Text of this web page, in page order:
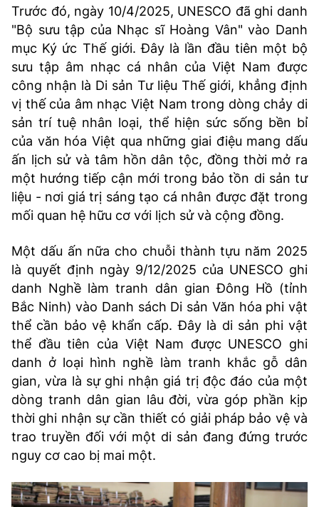
Trước đó, ngày 10/4/2025, UNESCO đã ghi danh
"Bộ sưu tập của Nhạc sĩ Hoàng Vân" vào Danh
mục Ký ức Thế giới. Đây là lần đầu tiên một bộ
sưu tập âm nhạc cá nhân của Việt Nam được
công nhận là Di sản Tư liệu Thế giới, khẳng định
vị thế của âm nhạc Việt Nam trong dòng chảy di
sản trí tuệ nhân loại, thể hiện sức sống bền bỉ
của văn hóa Việt qua những giai điệu mang dấu
ấn lịch sử và tâm hồn dân tộc, đồng thời mở ra
một hướng tiếp cận mới trong bảo tồn di sản tư
liệu - nơi giá trị sáng tạo cá nhân được đặt trong
mối quan hệ hữu cơ với lịch sử và cộng đồng.
Một dấu ấn nữa cho chuỗi thành tựu năm 2025
là quyết định ngày 9/12/2025 của UNESCO ghi
danh Nghề làm tranh dân gian Đông Hồ (tỉnh
Bắc Ninh) vào Danh sách Di sản Văn hóa phi vật
thể cần bảo vệ khẩn cấp. Đây là di sản phi vật
thể đầu tiên của Việt Nam được UNESCO ghi
danh ở loại hình nghề làm tranh khắc gỗ dân
gian, vừa là sự ghi nhận giá trị độc đáo của một
dòng tranh dân gian lâu đời, vừa góp phần kịp
thời ghi nhận sự cần thiết có giải pháp bảo vệ và
trao truyền đối với một di sản đang đứng trước
nguy cơ cao bị mai một.